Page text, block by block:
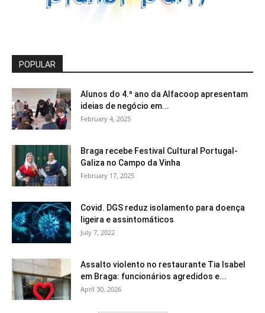
POPULAR
Alunos do 4.º ano da Alfacoop apresentam
ideias de negócio em...
February 4, 2025
Braga recebe Festival Cultural Portugal-
Galiza no Campo da Vinha
February 17, 2025
Covid. DGS reduz isolamento para doença
ligeira e assintomáticos
July 7, 2022
Assalto violento no restaurante Tia Isabel
em Braga: funcionários agredidos e...
April 30, 2026